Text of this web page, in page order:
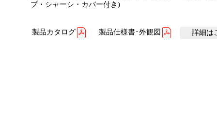
プ・シャーシ・カバー付き)
製品カタログ 製品仕様書･外観図 詳細は